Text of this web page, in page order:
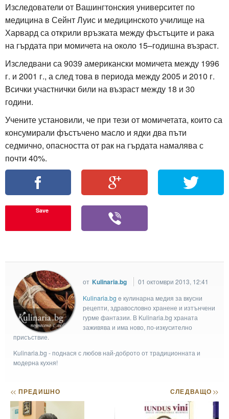
Изследователи от Вашингтонския университет по
медицина в Сейнт Луис и медицинското училище на
Харвард са открили връзката между фъстъците и рака
на гърдата при момичета на около 15–годишна възраст.
Изследвани са 9039 американски момичета между 1996
г. и 2001 г., а след това в периода между 2005 и 2010 г.
Всички участнички били на възраст между 18 и 30
години.
Учените установили, че при тези от момичетата, които са
консумирали фъстъчено масло и ядки два пъти
седмично, опасността от рак на гърдата намалява с
почти 40%.
Save
от Kulinaria.bg
01 октомври 2013, 12:41
Kulinaria.bg e кулинарна медия за вкусни
рецепти, здравословно хранене и изтънчени
гурме фантазии. В Kulinaria.bg храната
заживява и има ново, по-изкусително
присъствие.
Kulinaria.bg - поднася с любов най-доброто от традиционната и
модерна кухня!
<< ПРЕДИШНО СЛЕДВАЩО>>